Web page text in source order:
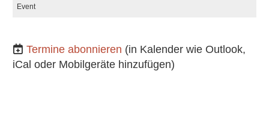
Event
Termine abonnieren (in Kalender wie Outlook,
iCal oder Mobilgeräte hinzufügen)